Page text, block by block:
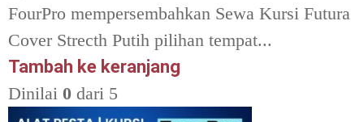
FourPro mempersembahkan Sewa Kursi Futura
Cover Strecth Putih pilihan tempat...
Tambah ke keranjang
Dinilai 0 dari 5